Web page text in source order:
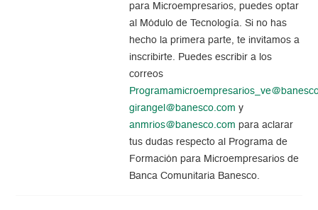
para Microempresarios, puedes optar
al Módulo de Tecnología. Si no has
hecho la primera parte, te invitamos a
inscribirte. Puedes escribir a los
correos
girangel@banesco.com y
anmrios@banesco.com para aclarar
tus dudas respecto al Programa de
Formación para Microempresarios de
Banca Comunitaria Banesco.